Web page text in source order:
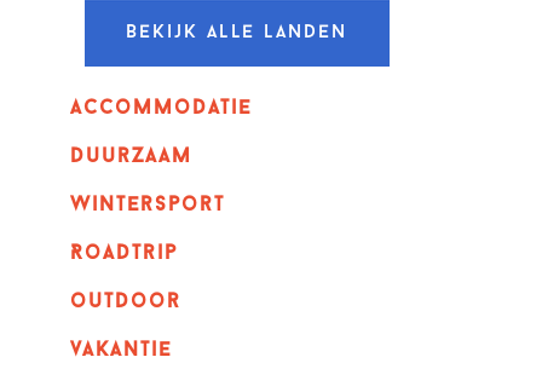
Bekijk alle landen
Accommodatie
Duurzaam
wintersport
Roadtrip
outdoor
vakantie